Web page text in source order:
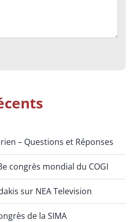
– Questions et Réponses
congrès mondial du COGI
sur NEA Television
de la SIMA